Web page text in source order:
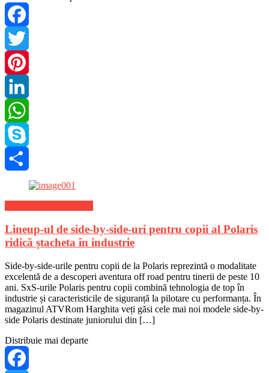
Facebook
Twitter
Pinterest
LinkedIn
WhatsApp
Skype
Lineup-ul de side-by-side-uri pentru copii al Polaris
ridică ștacheta în industrie
Side-by-side-urile pentru copii de la Polaris reprezintă o modalitate
excelentă de a descoperi aventura off road pentru tinerii de peste 10
ani. SxS-urile Polaris pentru copii combină tehnologia de top în
industrie și caracteristicile de siguranță la pilotare cu performanța. În
magazinul ATVRom Harghita veți găsi cele mai noi modele side-by-
side Polaris destinate juniorului din […]
Distribuie mai departe